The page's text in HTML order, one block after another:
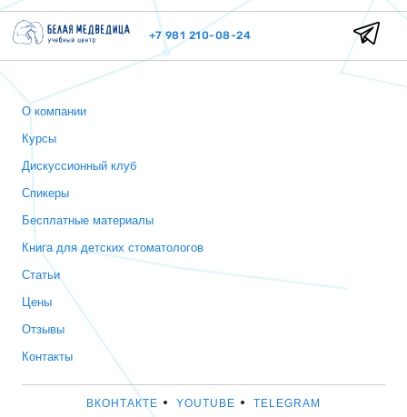
+7 981 210-08-24
О компании
Курсы
Дискуссионный клуб
Спикеры
Бесплатные материалы
Книга для детских стоматологов
Статьи
Цены
Отзывы
Контакты
ВКОНТАКТЕ YOUTUBE TELEGRAM